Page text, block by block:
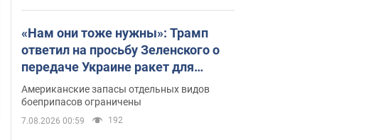
«Нам они тоже нужны»: Трамп
ответил на просьбу Зеленского о
передаче Украине ракет для
Patriot
Американские запасы отдельных видов
боеприпасов ограничены
7.08.2026 00:59 192